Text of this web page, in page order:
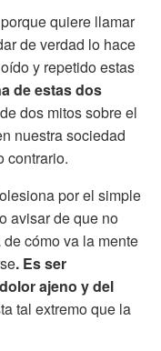
quiere llamar
de verdad lo hace
y repetido estas
de estas dos
dos mitos sobre el
nuestra sociedad
contrario.
por el simple
avisar de que no
cómo va la mente
. Es ser
ajeno y del
tal extremo que la